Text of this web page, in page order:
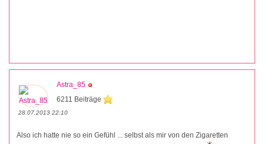
Astra_85
6211 Beiträge
28.07.2013 22:10
Also ich hatte nie so ein Gefühl ... selbst als mir von den Zigaretten